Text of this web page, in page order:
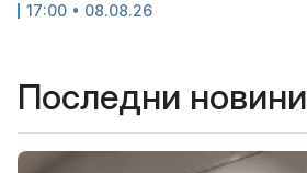
17:00 • 08.08.26
Последни новини